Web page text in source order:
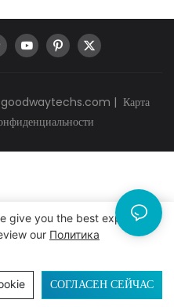
| Карта
give you the best experience
our Политика
СОГЛАСЕН СЕЙЧАС